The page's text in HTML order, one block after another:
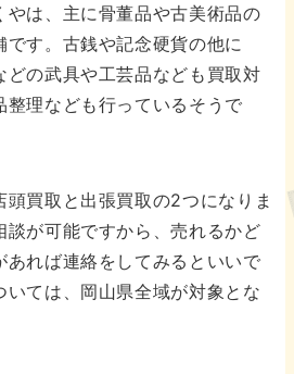
やは、主に骨董品や古美術品の
す。古銭や記念硬貨の他に
どの武具や工芸品なども買取対
理なども行っているそうで
買取と出張買取の2つになりま
談が可能ですから、売れるかど
あれば連絡をしてみるといいで
いては、岡山県全域が対象とな